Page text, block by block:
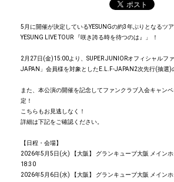
5月に開催が決定しているYESUNGの約3年ぶりとなるツ
YESUNG LIVE TOUR 『咲き誇る時を待つのは』」 ！
2月27日(金)15:00より、SUPER JUNIORオフィシャルフ
JAPAN」会員様を対象としたE.L.F-JAPAN2次先行(抽選)
また、本公演の開催を記念してファンクラブ入会キャン
定！
こちらもお見逃しなく！
詳細は下記をご確認ください。
【日程・会場】
2026年5月5日(火) 【大阪】 グランキューブ大阪 メイン
18:30
2026年5月6日(水) 【大阪】 グランキューブ大阪 メイン